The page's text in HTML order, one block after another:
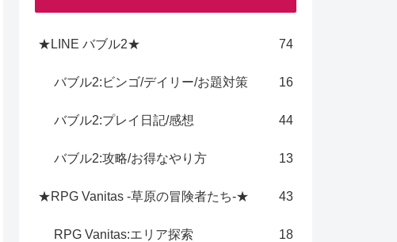
★LINE バブル2★ 74
バブル2:ビンゴ/デイリー/お題対策 16
バブル2:プレイ日記/感想 44
バブル2:攻略/お得なやり方 13
★RPG Vanitas -草原の冒険者たち-★ 43
RPG Vanitas:エリア探索 18